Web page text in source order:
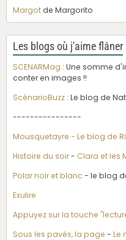
Margotde Margorito
Les blogs où j'aime flâner
SCENARMag : Une somme
conter en images !!
ScénarioBuzz : Le blog de
----------------
Mousquetayre - Le blog de
Histoire du soir- Clara et les
Polar noir et blanc - le blog
Exulire
Appuyez sur la touche
Sous les pavés, la page - Le